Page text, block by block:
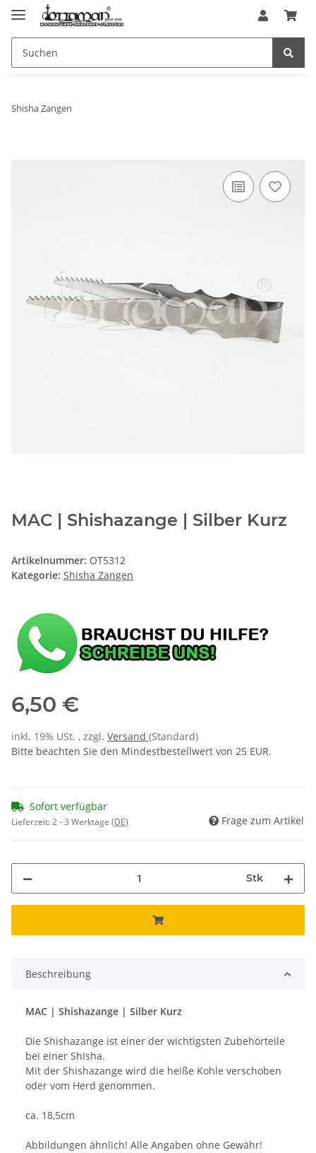
Shisha Zangen
MAC | Shishazange | Silber Kurz
Artikelnummer: OT5312
Kategorie: Shisha Zangen
6,50 €
inkl. 19% USt. , zzgl. Versand (Standard)
Bitte beachten Sie den Mindestbestellwert von 25 EUR.
Sofort verfügbar
Lieferzeit:2 - 3 Werktage (DE) Frage zum Artikel
Stk
Beschreibung
MAC | Shishazange | Silber Kurz
Die Shishazange ist einer der wichtigsten Zubehörteile
bei einer Shisha.
Mit der Shishazange wird die heiße Kohle verschoben
oder vom Herd genommen.
ca. 18,5cm
Abbildungen ähnlich! Alle Angaben ohne Gewähr!